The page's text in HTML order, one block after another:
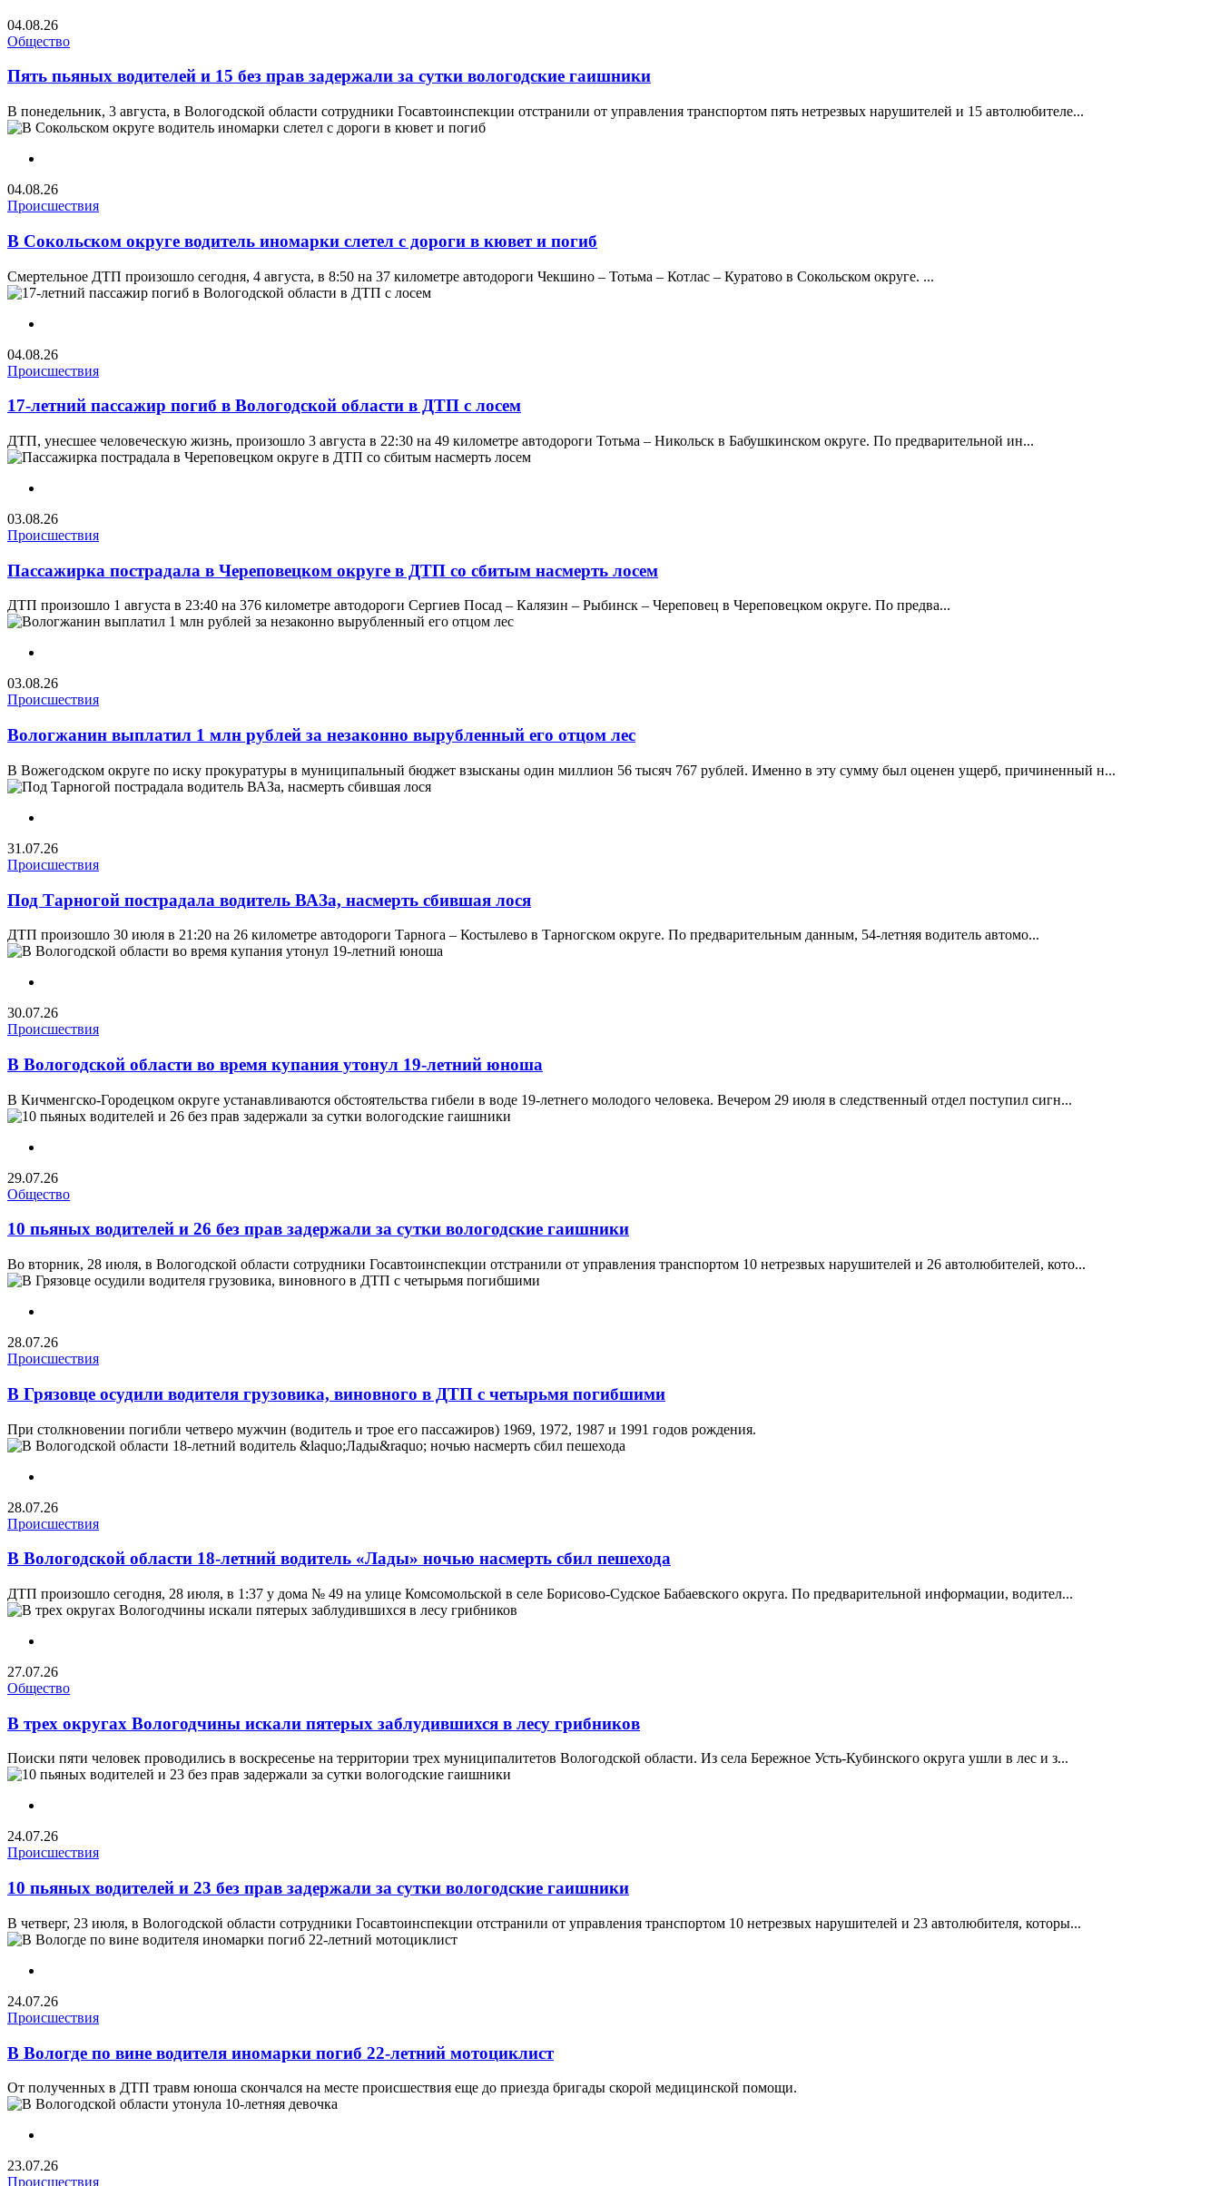
04.08.26
Общество
Пять пьяных водителей и 15 без прав задержали за сутки вологодские гаишники
В понедельник, 3 августа, в Вологодской области сотрудники Госавтоинспекции отстранили от управления транспортом пять нетрезвых нарушителей и 15 автолюбителе...
04.08.26
Происшествия
В Сокольском округе водитель иномарки слетел с дороги в кювет и погиб
Смертельное ДТП произошло сегодня, 4 августа, в 8:50 на 37 километре автодороги Чекшино – Тотьма – Котлас – Куратово в Сокольском округе. ...
04.08.26
Происшествия
17-летний пассажир погиб в Вологодской области в ДТП с лосем
ДТП, унесшее человеческую жизнь, произошло 3 августа в 22:30 на 49 километре автодороги Тотьма – Никольск в Бабушкинском округе. По предварительной ин...
03.08.26
Происшествия
Пассажирка пострадала в Череповецком округе в ДТП со сбитым насмерть лосем
ДТП произошло 1 августа в 23:40 на 376 километре автодороги Сергиев Посад – Калязин – Рыбинск – Череповец в Череповецком округе. По предва...
03.08.26
Происшествия
Вологжанин выплатил 1 млн рублей за незаконно вырубленный его отцом лес
В Вожегодском округе по иску прокуратуры в муниципальный бюджет взысканы один миллион 56 тысяч 767 рублей. Именно в эту сумму был оценен ущерб, причиненный н...
31.07.26
Происшествия
Под Тарногой пострадала водитель ВАЗа, насмерть сбившая лося
ДТП произошло 30 июля в 21:20 на 26 километре автодороги Тарнога – Костылево в Тарногском округе. По предварительным данным, 54-летняя водитель автомо...
30.07.26
Происшествия
В Вологодской области во время купания утонул 19-летний юноша
В Кичменгско-Городецком округе устанавливаются обстоятельства гибели в воде 19-летнего молодого человека. Вечером 29 июля в следственный отдел поступил сигн...
29.07.26
Общество
10 пьяных водителей и 26 без прав задержали за сутки вологодские гаишники
Во вторник, 28 июля, в Вологодской области сотрудники Госавтоинспекции отстранили от управления транспортом 10 нетрезвых нарушителей и 26 автолюбителей, кото...
28.07.26
Происшествия
В Грязовце осудили водителя грузовика, виновного в ДТП с четырьмя погибшими
При столкновении погибли четверо мужчин (водитель и трое его пассажиров) 1969, 1972, 1987 и 1991 годов рождения.
28.07.26
Происшествия
В Вологодской области 18-летний водитель «Лады» ночью насмерть сбил пешехода
ДТП произошло сегодня, 28 июля, в 1:37 у дома № 49 на улице Комсомольской в селе Борисово-Судское Бабаевского округа. По предварительной информации, водител...
27.07.26
Общество
В трех округах Вологодчины искали пятерых заблудившихся в лесу грибников
Поиски пяти человек проводились в воскресенье на территории трех муниципалитетов Вологодской области. Из села Бережное Усть-Кубинского округа ушли в лес и з...
24.07.26
Происшествия
10 пьяных водителей и 23 без прав задержали за сутки вологодские гаишники
В четверг, 23 июля, в Вологодской области сотрудники Госавтоинспекции отстранили от управления транспортом 10 нетрезвых нарушителей и 23 автолюбителя, которы...
24.07.26
Происшествия
В Вологде по вине водителя иномарки погиб 22-летний мотоциклист
От полученных в ДТП травм юноша скончался на месте происшествия еще до приезда бригады скорой медицинской помощи.
23.07.26
Происшествия